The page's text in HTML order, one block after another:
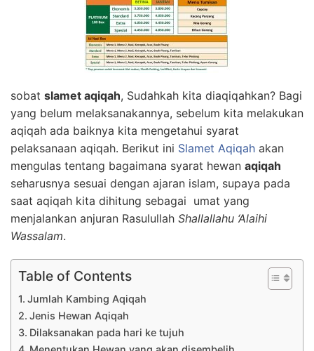
sobat slamet aqiqah, Sudahkah kita diaqiqahkan? Bagi
yang belum melaksanakannya, sebelum kita melakukan
aqiqah ada baiknya kita mengetahui syarat
pelaksanaan aqiqah. Berikut ini Slamet Aqiqah akan
mengulas tentang bagaimana syarat hewan aqiqah
seharusnya sesuai dengan ajaran islam, supaya pada
saat aqiqah kita dihitung sebagai umat yang
menjalankan anjuran Rasulullah Shallallahu ‘Alaihi
Wassalam.
Table of Contents
Jumlah Kambing Aqiqah
Jenis Hewan Aqiqah
Dilaksanakan pada hari ke tujuh